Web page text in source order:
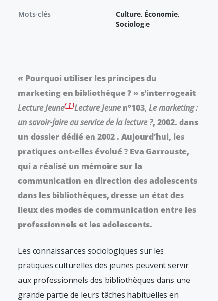
Mots-clés
Culture, Économie,
Sociologie
« Pourquoi utiliser les principes du
marketing en bibliothèque ? » s’interrogeait
Lecture Jeune 1 Lecture Jeunen°103, Le marketing :
un savoir-faire au service de la lecture ?, 2002. dans
un dossier dédié en 2002 . Aujourd’hui, les
pratiques ont-elles évolué ? Eva Garrouste,
qui a réalisé un mémoire sur la
communication en direction des adolescents
dans les bibliothèques, dresse un état des
lieux des modes de communication entre les
professionnels et les adolescents.
Les connaissances sociologiques sur les
pratiques culturelles des jeunes peuvent servir
aux professionnels des bibliothèques dans une
grande partie de leurs tâches habituelles en